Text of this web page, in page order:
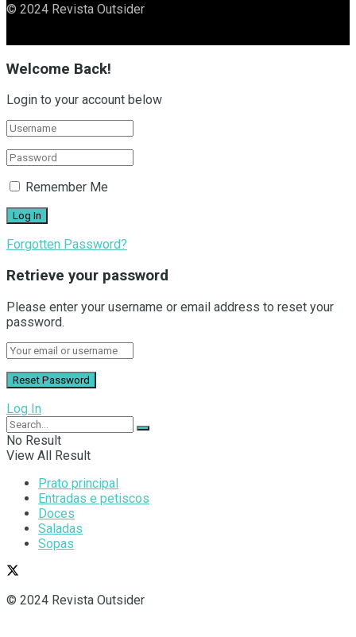
© 2024 Revista Outsider
Welcome Back!
Login to your account below
Remember Me
Forgotten Password?
Retrieve your password
Please enter your username or email address to reset your
password.
Log In
No Result
View All Result
Prato principal
Entradas e petiscos
Doces
Saladas
Sopas
© 2024 Revista Outsider